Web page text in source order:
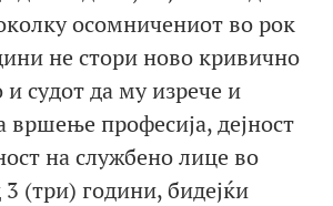
осомничениот во рок
не стори ново кривично
и судот да му изрече и
вршење професија, дејност
на службено лице во
(три) години, бидејќи